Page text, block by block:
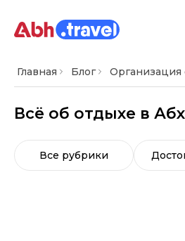
Главная Блог Организация
Всё об отдыхе в
Все рубрики